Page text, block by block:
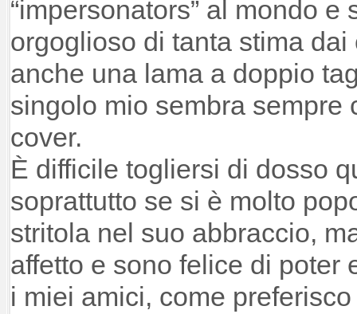
“impersonators” al mondo e
orgoglioso di tanta stima
anche una lama a doppio
singolo mio sembra sempre
cover.
È difficile togliersi di dosso
soprattutto se si è molto
stritola nel suo abbraccio,
affetto e sono felice di poter
i miei amici, come